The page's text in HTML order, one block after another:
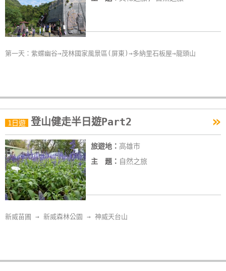
第一天：紫蝶幽谷→茂林國家風景區(屏東)→多納里石板屋→龍頭山
1日遊 登山健走半日遊Part2 »
旅遊地： 高雄市
主 題： 自然之旅
新威苗圃 → 新威森林公園 → 神威天台山